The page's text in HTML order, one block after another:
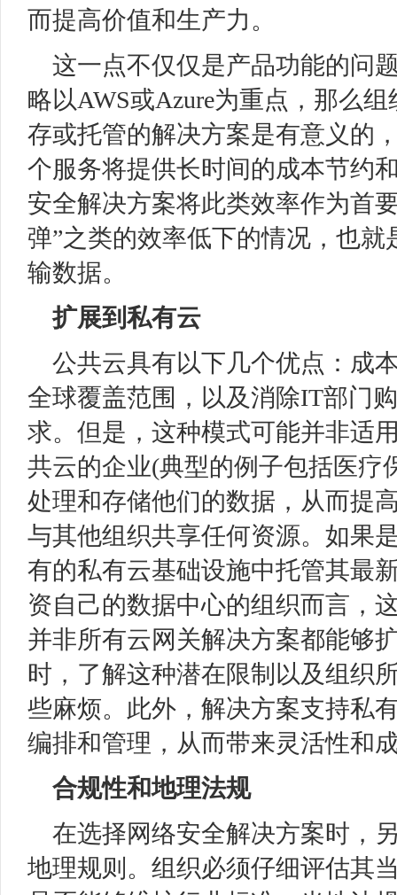
而提高价值和生产力。
这一点不仅仅是产品功能的问
略以AWS或Azure为重点，那么
存或托管的解决方案是有意义的
个服务将提供长时间的成本节约
安全解决方案将此类效率作为首
弹”之类的效率低下的情况，也
输数据。
扩展到私有云
公共云具有以下几个优点：成
全球覆盖范围，以及消除IT部门
求。但是，这种模式可能并非适
共云的企业(典型的例子包括医疗
处理和存储他们的数据，从而提
与其他组织共享任何资源。如果
有的私有云基础设施中托管其最
资自己的数据中心的组织而言，
并非所有云网关解决方案都能够
时，了解这种潜在限制以及组织
些麻烦。此外，解决方案支持私
编排和管理，从而带来灵活性和
合规性和地理法规
在选择网络安全解决方案时，
地理规则。组织必须仔细评估其